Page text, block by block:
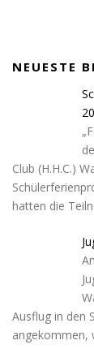
NEUESTE
Club (H.H.C.)
hatten die
Ausflug in den
angekommen,